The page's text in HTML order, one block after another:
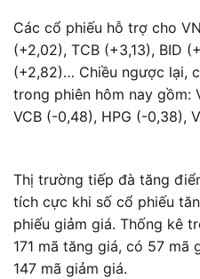
Các cổ phiếu hỗ trợ cho
(+2,02), TCB (+3,13), BID
(+2,82)… Chiều ngược lại,
trong phiên hôm nay gồm:
VCB (-0,48), HPG (-0,38),
Thị trường tiếp đà tăng
tích cực khi số cổ phiếu
phiếu giảm giá. Thống kê
171 mã tăng giá, có 57 mã
147 mã giảm giá.